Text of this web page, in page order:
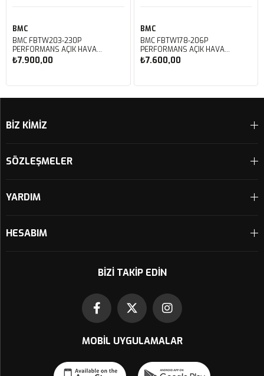
BMC
BMC FBTW203-230P
PERFORMANS AÇIK HAVA
FİLTRESİ
₺7.900,00
BMC
BMC FBTW178-206P
PERFORMANS AÇIK HAVA
FİLTRESİ
₺7.600,00
BİZ KİMİZ
SÖZLEŞMELER
YARDIM
HESABIM
BIZI TAKIP EDIN
MOBIL UYGULAMALAR